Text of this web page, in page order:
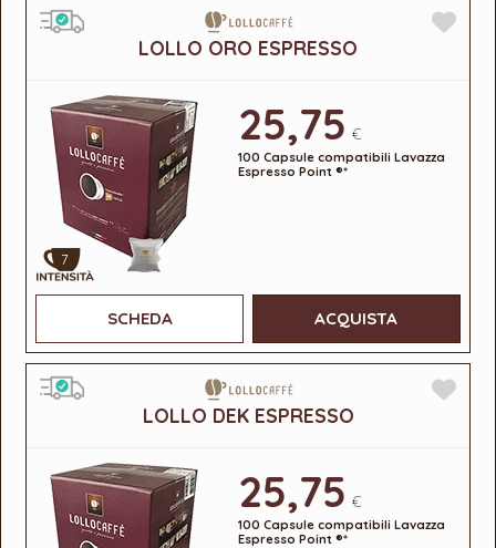
LOLLO ORO ESPRESSO
7
25,75 €
100 Capsule compatibili Lavazza
Espresso Point ®*
SCHEDA ACQUISTA
LOLLO DEK ESPRESSO
25,75 €
100 Capsule compatibili Lavazza
Espresso Point ®*